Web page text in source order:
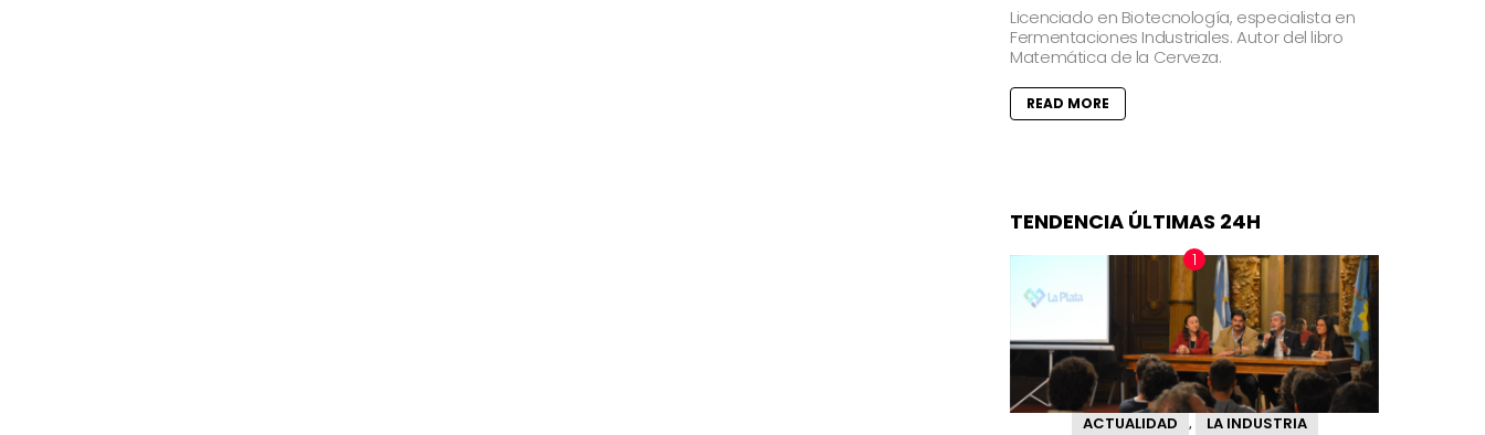
Licenciado en Biotecnología, especialista en
Fermentaciones Industriales. Autor del libro
Matemática de la Cerveza.
READ MORE
TENDENCIA ÚLTIMAS 24H
ACTUALIDAD , LA INDUSTRIA